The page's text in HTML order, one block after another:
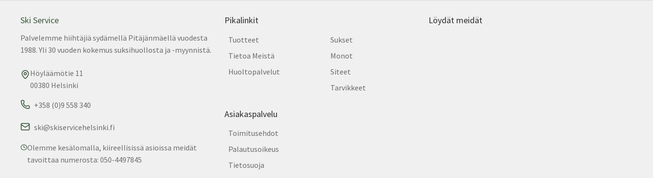
Ski Service
Palvelemme hiihtäjiä sydämellä Pitäjänmäellä vuodesta
1988. Yli 30 vuoden kokemus suksihuollosta ja -myynnistä.
Höyläämötie 11
00380 Helsinki
+358 (0)9 558 340
ski@skiservicehelsinki.fi
Olemme kesälomalla, kiireellisissä asioissa meidät
tavoittaa numerosta: 050-4497845
Pikalinkit
Tuotteet
Tietoa Meistä
Huoltopalvelut
Sukset
Monot
Siteet
Tarvikkeet
Asiakaspalvelu
Toimitusehdot
Palautusoikeus
Tietosuoja
Löydät meidät